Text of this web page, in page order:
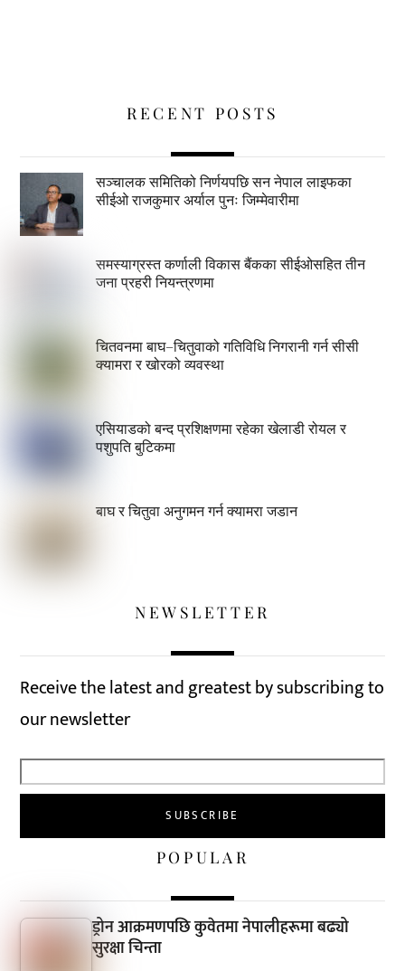
RECENT POSTS
सञ्चालक समितिको निर्णयपछि सन नेपाल लाइफका
सीईओ राजकुमार अर्याल पुनः जिम्मेवारीमा
समस्याग्रस्त कर्णाली विकास बैंकका सीईओसहित तीन
जना प्रहरी नियन्त्रणमा
चितवनमा बाघ–चितुवाको गतिविधि निगरानी गर्न सीसी
क्यामरा र खोरको व्यवस्था
एसियाडको बन्द प्रशिक्षणमा रहेका खेलाडी रोयल र
पशुपति बुटिकमा
बाघ र चितुवा अनुगमन गर्न क्यामरा जडान
NEWSLETTER
Receive the latest and greatest by subscribing to
our newsletter
POPULAR
ड्रोन आक्रमणपछि कुवेतमा नेपालीहरूमा बढ्यो
सुरक्षा चिन्ता